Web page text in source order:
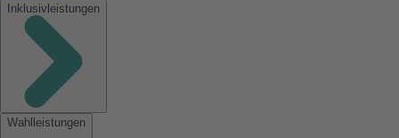
Inklusivleistungen
Wahlleistungen